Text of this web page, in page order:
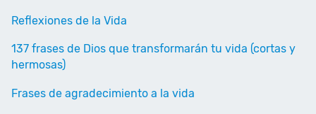
Reflexiones de la Vida
137 frases de Dios que transformarán tu vida (cortas y
hermosas)
Frases de agradecimiento a la vida